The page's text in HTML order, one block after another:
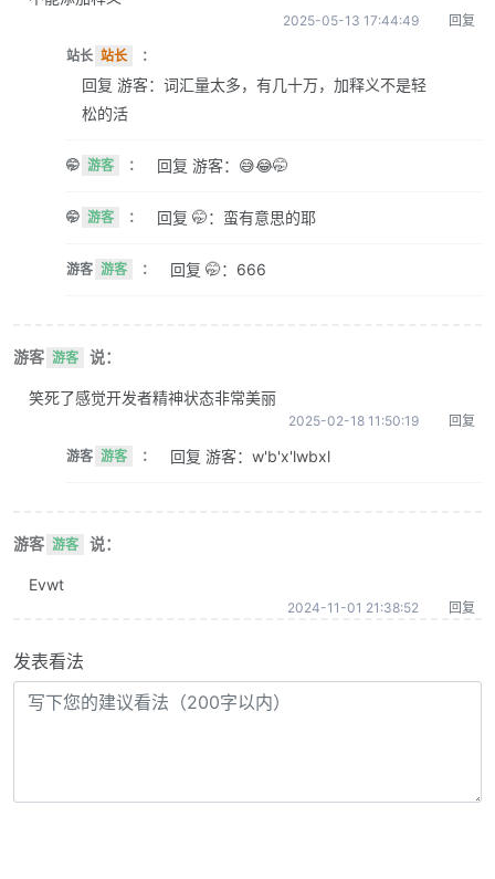
2025-05-13 17:44:49 回复
站长 站长 ：
回复 游客：词汇量太多，有几十万，加释义不是轻
松的活
🤭 游客 ： 回复 游客：😅😂🤭
🤭 游客 ： 回复 🤭：蛮有意思的耶
游客 游客 ： 回复 🤭：666
游客 游客 说：
笑死了感觉开发者精神状态非常美丽
2025-02-18 11:50:19 回复
游客 游客 ： 回复 游客：w'b'x'lwbxl
游客 游客 说：
Evwt
2024-11-01 21:38:52 回复
发表看法